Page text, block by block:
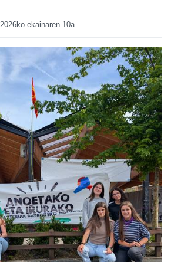
2026ko ekainaren 10a